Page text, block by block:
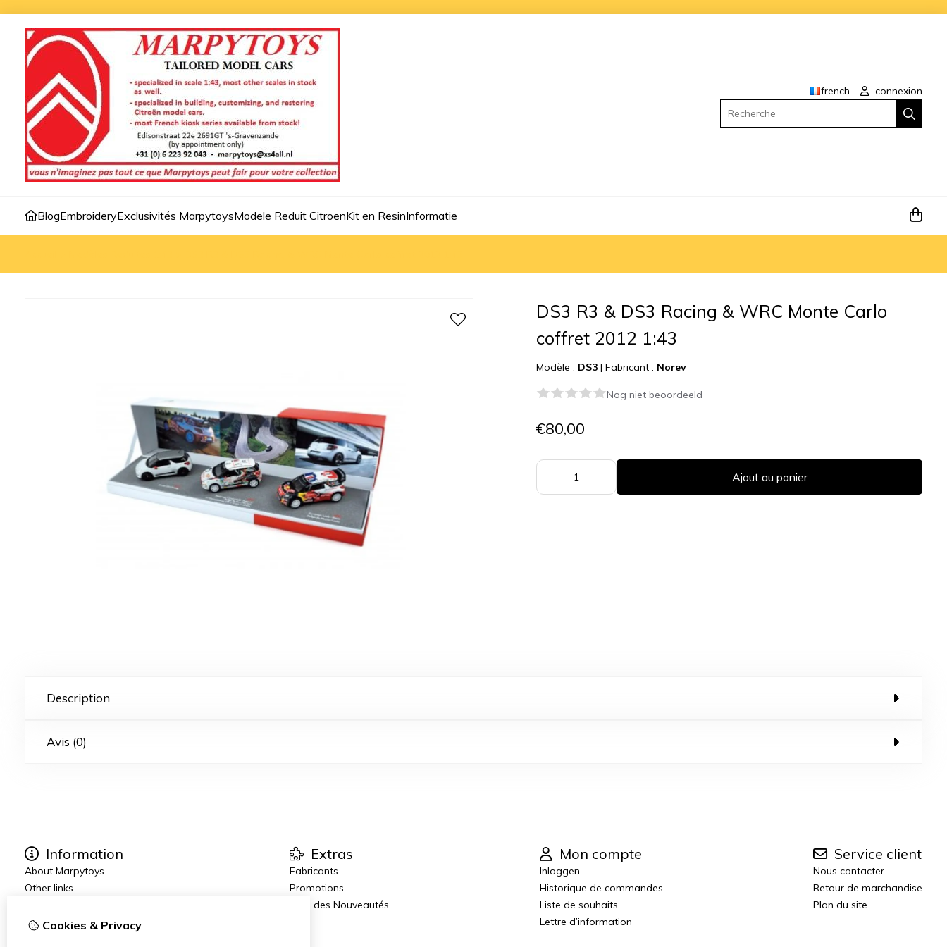
french
connexion
Recherche
BlogEmbroideryExclusivités MarpytoysModele Reduit CitroenKit en ResinInformatie
DS3 R3 & DS3 Racing & WRC Monte Carlo
coffret 2012 1:43
Modèle : DS3 |Fabricant : Norev
Nog niet beoordeeld
€80,00
Ajout au panier
Description
Avis (0)
Information
About Marpytoys
Other links
Terms and Conditions
Extras
Fabricants
Promotions
Blog des Nouveautés
Mon compte
Inloggen
Historique de commandes
Liste de souhaits
Lettre d’information
Service client
Nous contacter
Retour de marchandise
Plan du site
Cookies & Privacy